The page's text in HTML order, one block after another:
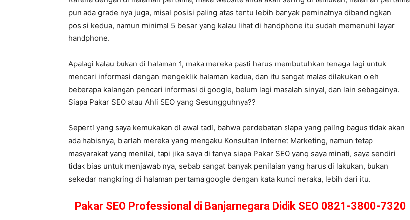
pun ada grade nya juga, misal posisi paling atas tentu lebih banyak peminatnya dibandingkan
posisi kedua, namun minimal 5 besar yang kalau lihat di handphone itu sudah memenuhi layar
handphone.
Apalagi kalau bukan di halaman 1, maka mereka pasti harus membutuhkan tenaga lagi untuk
mencari informasi dengan mengeklik halaman kedua, dan itu sangat malas dilakukan oleh
beberapa kalangan pencari informasi di google, belum lagi masalah sinyal, dan lain sebagainya.
Siapa Pakar SEO atau Ahli SEO yang Sesungguhnya??
Seperti yang saya kemukakan di awal tadi, bahwa perdebatan siapa yang paling bagus tidak akan
ada habisnya, biarlah mereka yang mengaku Konsultan Internet Marketing, namun tetap
masyarakat yang menilai, tapi jika saya di tanya siapa Pakar SEO yang saya minati, saya sendiri
tidak bias untuk menjawab nya, sebab sangat banyak penilaian yang harus di lakukan, bukan
sekedar nangkring di halaman pertama google dengan kata kunci neraka, lebih dari itu.
Pakar SEO Professional di Banjarnegara Didik SEO 0821-3800-7320